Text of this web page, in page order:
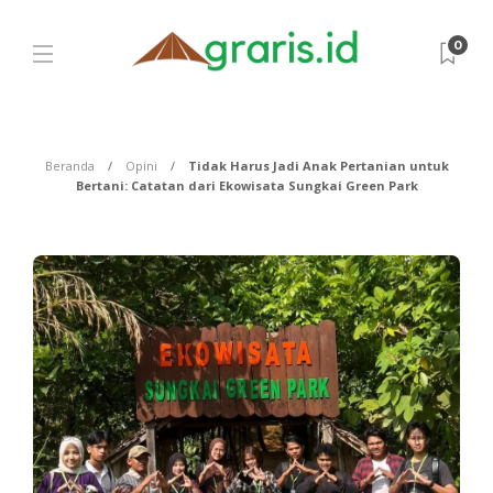
0
Beranda Opini
Tidak Harus Jadi Anak Pertanian untuk
Bertani: Catatan dari Ekowisata Sungkai Green Park